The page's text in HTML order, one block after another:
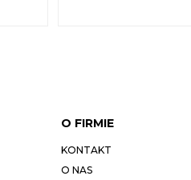
O FIRMIE
KONTAKT
O NAS